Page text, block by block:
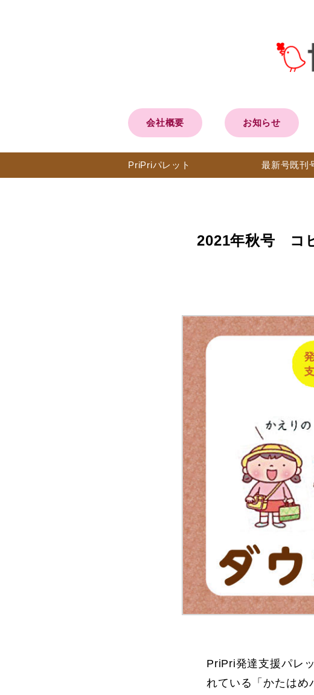
会社概要 お知らせ
PriPriパレット 最新号既刊
2021年秋号 コ
PriPri発達支援パレ
れている「かたはめ